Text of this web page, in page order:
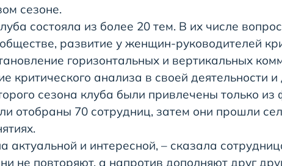
сезоне.
состояла из более 20 тем. В их числе
развитие у женщин-руководителей
горизонтальных и вертикальных
критического анализа в своей деятельности и
сезона клуба были привлечены только
отобраны 70 сотрудниц, затем они прошли
актуальной и интересной, – сказала
не повторяют, а напротив дополняют друг